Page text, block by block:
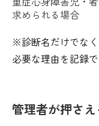
求められる場合
※診断名だけでな
必要な理由を記録
管理者が押さ